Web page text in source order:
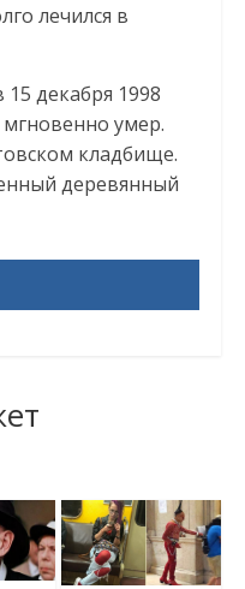
лечился в
декабря 1998
умер.
кладбище.
деревянный